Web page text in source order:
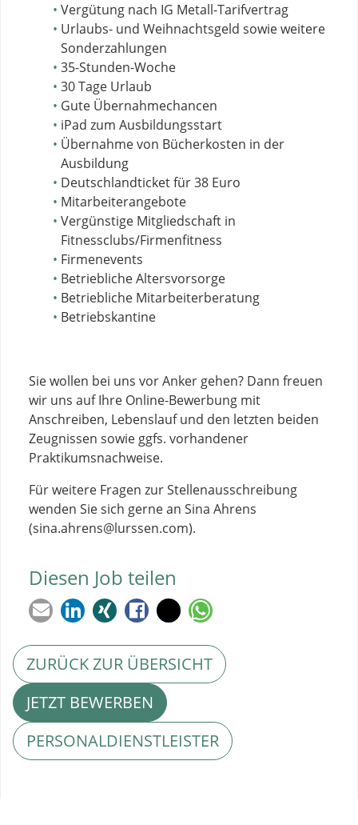
Vergütung nach IG Metall-Tarifvertrag
Urlaubs- und Weihnachtsgeld sowie weitere
Sonderzahlungen
35-Stunden-Woche
30 Tage Urlaub
Gute Übernahmechancen
iPad zum Ausbildungsstart
Übernahme von Bücherkosten in der
Ausbildung
Deutschlandticket für 38 Euro
Mitarbeiterangebote
Vergünstige Mitgliedschaft in
Fitnessclubs/Firmenfitness
Firmenevents
Betriebliche Altersvorsorge
Betriebliche Mitarbeiterberatung
Betriebskantine
Sie wollen bei uns vor Anker gehen? Dann freuen
wir uns auf Ihre Online-Bewerbung mit
Anschreiben, Lebenslauf und den letzten beiden
Zeugnissen sowie ggfs. vorhandener
Praktikumsnachweise.
Für weitere Fragen zur Stellenausschreibung
wenden Sie sich gerne an Sina Ahrens
(sina.ahrens@lurssen.com).
Diesen Job teilen
ZURÜCK ZUR ÜBERSICHT
JETZT BEWERBEN
PERSONALDIENSTLEISTER